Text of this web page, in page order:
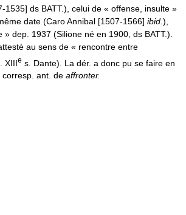
1535] ds BATT.), celui de « offense, insulte »
date (Caro Annibal [1507-1566] ibid. ),
dep. 1937 (Silione né en 1900, ds BATT.).
au sens de « rencontre entre
XIIIe s. Dante). La dér. a donc pu se faire en
ant. de affronter.